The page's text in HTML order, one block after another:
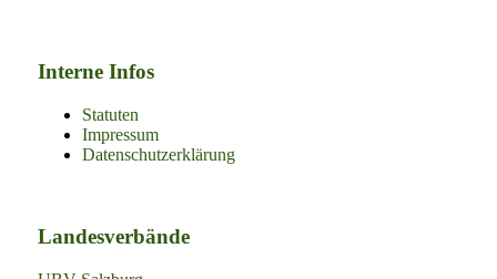
Interne Infos
Statuten
Impressum
Datenschutzerklärung
Landesverbände